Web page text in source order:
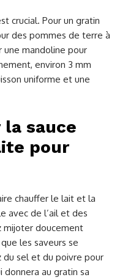
crucial. Pour un gratin
des pommes de terre à
une mandoline pour
environ 3 mm
uniforme et une
sauce
pour
chauffer le lait et la
avec de l’ail et des
mijoter doucement
les saveurs se
du sel et du poivre pour
donnera au gratin sa